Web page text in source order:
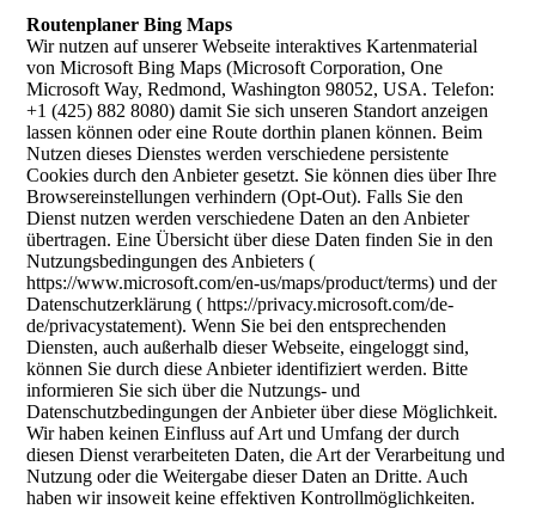
Routenplaner Bing Maps
Wir nutzen auf unserer Webseite interaktives Kartenmaterial
von Microsoft Bing Maps (Microsoft Corporation, One
Microsoft Way, Redmond, Washington 98052, USA. Telefon:
+1 (425) 882 8080) damit Sie sich unseren Standort anzeigen
lassen können oder eine Route dorthin planen können. Beim
Nutzen dieses Dienstes werden verschiedene persistente
Cookies durch den Anbieter gesetzt. Sie können dies über Ihre
Browsereinstellungen verhindern (Opt-Out). Falls Sie den
Dienst nutzen werden verschiedene Daten an den Anbieter
übertragen. Eine Übersicht über diese Daten finden Sie in den
Nutzungsbedingungen des Anbieters (
https://www.microsoft.com/en-us/maps/product/terms) und der
Datenschutzerklärung ( https://privacy.microsoft.com/de-
de/privacystatement). Wenn Sie bei den entsprechenden
Diensten, auch außerhalb dieser Webseite, eingeloggt sind,
können Sie durch diese Anbieter identifiziert werden. Bitte
informieren Sie sich über die Nutzungs- und
Datenschutzbedingungen der Anbieter über diese Möglichkeit.
Wir haben keinen Einfluss auf Art und Umfang der durch
diesen Dienst verarbeiteten Daten, die Art der Verarbeitung und
Nutzung oder die Weitergabe dieser Daten an Dritte. Auch
haben wir insoweit keine effektiven Kontrollmöglichkeiten.